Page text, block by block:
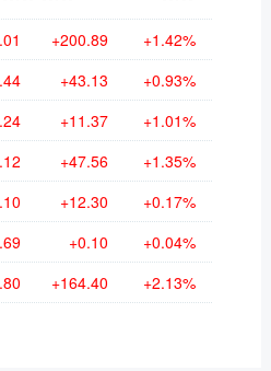
+200.89 +1.42%
+43.13 +0.93%
+11.37 +1.01%
+47.56 +1.35%
+12.30 +0.17%
+0.10 +0.04%
+164.40 +2.13%